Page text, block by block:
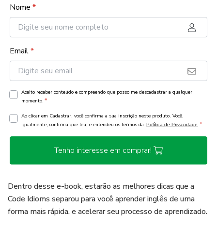
Nome *
Email*
Aceito receber conteúdo e compreendo que posso me descadastrar a qualquer
momento. *
Ao clicar em Cadastrar, você confirma a sua inscrição neste produto. Você,
igualmente, confirma que leu, e entendeu os termos da Política de Privacidade *
Tenho interesse em comprar!
Dentro desse e-book, estarão as melhores dicas que a
Code Idioms separou para você aprender inglês de uma
forma mais rápida, e acelerar seu processo de aprendizado.